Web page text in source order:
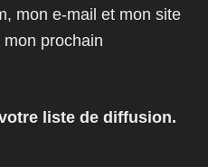
mon e-mail et mon site
prochain
liste de diffusion.